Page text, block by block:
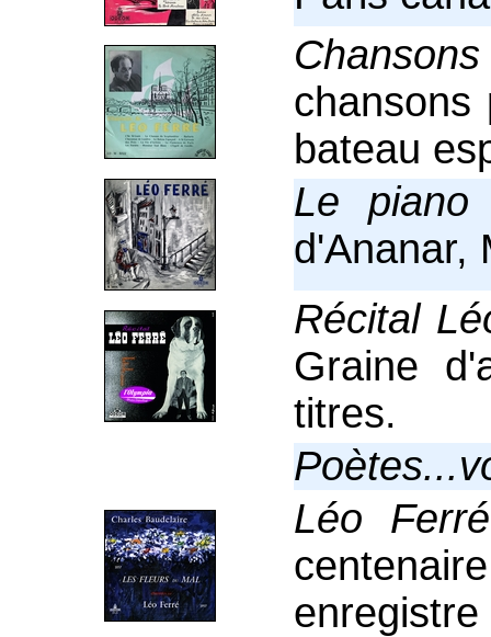
chansons
bateau
Le piano
d'Ananar,
Récital
Graine
titres.
Léo